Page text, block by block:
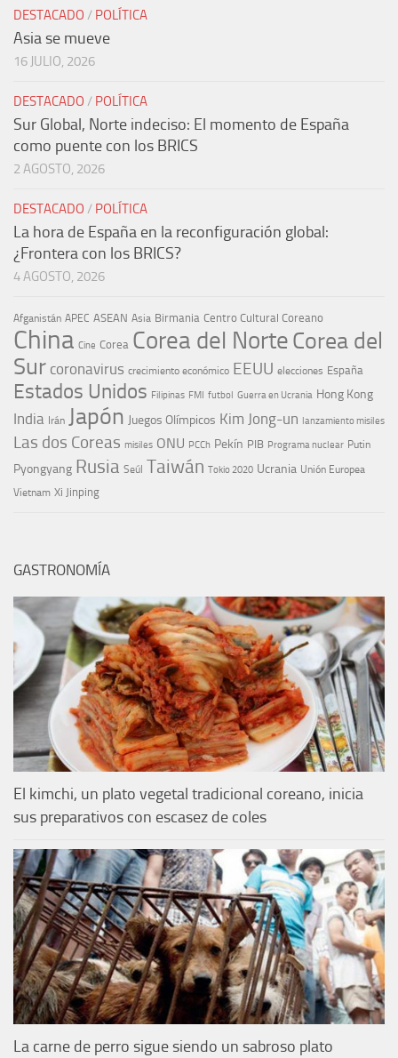
DESTACADO / POLÍTICA
Asia se mueve
16 JULIO, 2026
DESTACADO / POLÍTICA
Sur Global, Norte indeciso: El momento de España
como puente con los BRICS
2 AGOSTO, 2026
DESTACADO / POLÍTICA
La hora de España en la reconfiguración global:
¿Frontera con los BRICS?
4 AGOSTO, 2026
Afganistán APEC ASEAN Asia Birmania Centro Cultural Coreano
China Cine Corea Corea del NorteCorea del
Sur coronavirus crecimiento económico EEUU elecciones España
Estados Unidos Filipinas FMI futbol Guerra en Ucrania Hong Kong
India Irán Japón Juegos Olímpicos Kim Jong-un lanzamiento misiles
Las dos Coreas misiles ONU PCCh Pekín PIB Programa nuclear Putin
Pyongyang Rusia Seúl Taiwán Tokio 2020 Ucrania Unión Europea
Vietnam Xi Jinping
GASTRONOMÍA
El kimchi, un plato vegetal tradicional coreano, inicia
sus preparativos con escasez de coles
La carne de perro sigue siendo un sabroso plato